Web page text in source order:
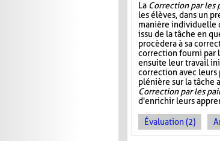
La Correction par les
les élèves, dans un
manière individuelle
issu de la tâche en
procèdera à sa
correction fourni par
ensuite leur travail
correction avec leurs
plénière sur la tâche
Correction par les
d'enrichir leurs
Évaluation (2)